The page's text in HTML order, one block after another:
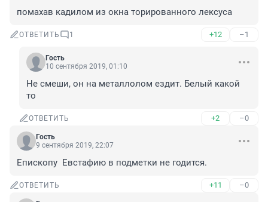
помахав кадилом из окна торированного лексуса
ОТВЕТИТЬ 1 +12 –1
Гость
10 сентября 2019, 01:10
Не смеши, он на металлолом ездит. Белый какой
то
ОТВЕТИТЬ +2 –0
Гость
9 сентября 2019, 22:07
Епископу  Евстафию в подметки не годится.
ОТВЕТИТЬ +11 –0